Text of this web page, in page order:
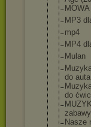
MP3
mp4
MP4
Mulan
do
do
Nasze